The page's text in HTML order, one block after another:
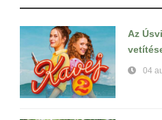
Az
04